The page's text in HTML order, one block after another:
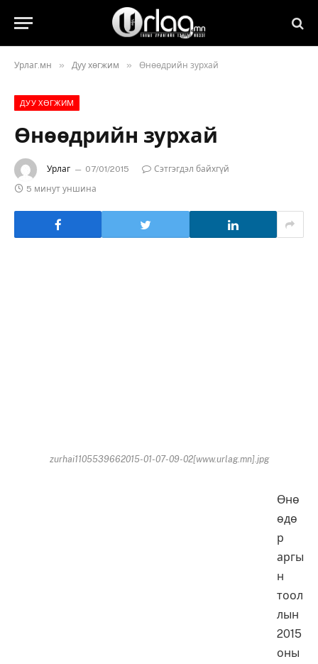
Урлаг.мн » Дуу хөгжим » Өнөөдрийн зурхай
ДУУ ХӨГЖИМ
Өнөөдрийн зурхай
Урлаг 07/01/2015
Сэтгэгдэл байхгүй
5 минут уншина
zurhai1105539662015-01-07-09-02[www.urlag.mn].jpg
Өнө
өдө
р
аргы
н
тоол
лын
2015
оны